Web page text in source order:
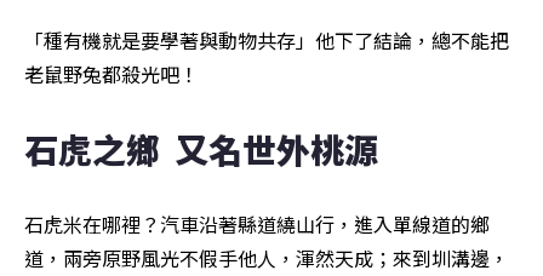
「種有機就是要學著與動物共存」他下了結論，總不能把
老鼠野兔都殺光吧！
石虎之鄉  又名世外桃源
石虎米在哪裡？汽車沿著縣道繞山行，進入單線道的鄉
道，兩旁原野風光不假手他人，渾然天成；來到圳溝邊，